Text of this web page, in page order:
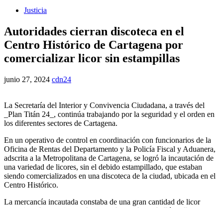
Justicia
Autoridades cierran discoteca en el
Centro Histórico de Cartagena por
comercializar licor sin estampillas
junio 27, 2024 cdn24
La Secretaría del Interior y Convivencia Ciudadana, a través del
_Plan Titán 24_, continúa trabajando por la seguridad y el orden en
los diferentes sectores de Cartagena.
En un operativo de control en coordinación con funcionarios de la
Oficina de Rentas del Departamento y la Policía Fiscal y Aduanera,
adscrita a la Metropolitana de Cartagena, se logró la incautación de
una variedad de licores, sin el debido estampillado, que estaban
siendo comercializados en una discoteca de la ciudad, ubicada en el
Centro Histórico.
La mercancía incautada constaba de una gran cantidad de licor